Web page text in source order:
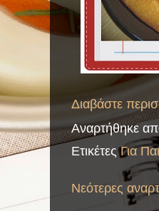
Διαβάστε
Αναρτήθηκε
ΕτικέτεςΓια
Νεότερες